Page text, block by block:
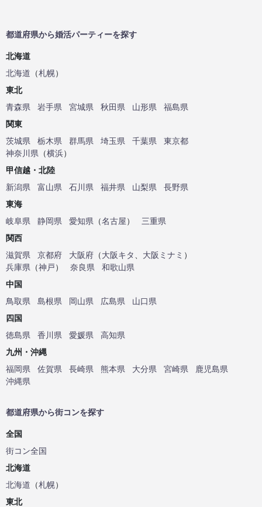
都道府県から婚活パーティーを探す
北海道
北海道 （札幌）
東北
青森県
岩手県 宮城県 秋田県 山形県
福島県
関東
茨城県
栃木県 群馬県 埼玉県 千葉県
東京都
神奈川県 （横浜）
甲信越・北陸
新潟県
富山県 石川県 福井県 山梨県
長野県
東海
岐阜県
静岡県 愛知県 （名古屋）
三重県
関西
滋賀県
京都府 大阪府 （大阪キタ 大阪ミナミ ）
兵庫県 （神戸） 奈良県
和歌山県
中国
鳥取県
島根県 岡山県 広島県
山口県
四国
徳島県
香川県 愛媛県
高知県
九州・沖縄
福岡県
佐賀県 長崎県 熊本県 大分県 宮崎県
鹿児島県
沖縄県
都道府県から街コンを探す
全国
街コン全国
北海道
北海道 （札幌）
東北